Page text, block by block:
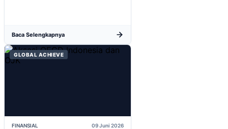
Baca Selengkapnya
GLOBAL ACHIEVE
FINANSIAL 09 Juni 2026